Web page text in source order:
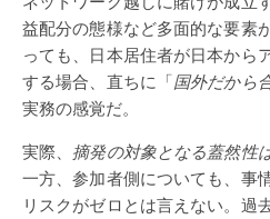
益配分の態様など多面的な要素
っても、日本居住者が日本から
する場合、直ちに「国外だから
実務の感覚だ。
実際、 摘発の対象となる蓋然性
一方、参加者側についても、事
リスクがゼロとは言えない。過